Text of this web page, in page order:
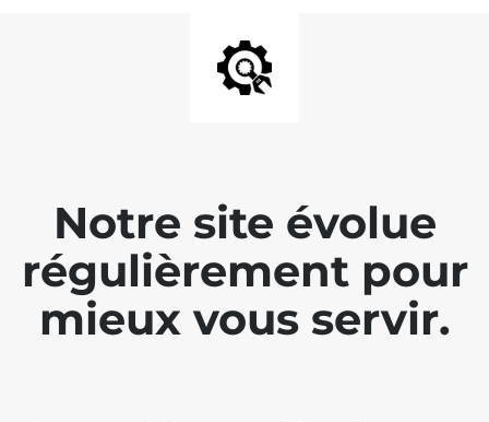
Notre site évolue
régulièrement pour
mieux vous servir.